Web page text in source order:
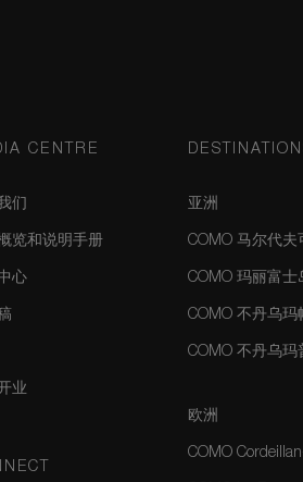
CENTRE
们
览和说明手册
心
业
亚洲
COMO 马尔代夫
COMO 玛丽富士
COMO 不丹乌玛
COMO 不丹乌玛
欧洲
COMO